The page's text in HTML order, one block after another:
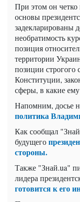
При этом он
основы
задекларированы
необратимость
позиция
территории
позиции строгого
Конституции,
сферы, в какие
Напомним, досье
политика
Как сообщал
будущего
стороны.
Также "Знай.ua"
лидера
готовится к его